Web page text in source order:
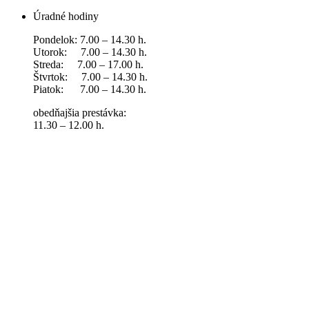
Úradné hodiny
Pondelok: 7.00 – 14.30 h.
Utorok: 7.00 – 14.30 h.
Streda: 7.00 – 17.00 h.
Štvrtok: 7.00 – 14.30 h.
Piatok: 7.00 – 14.30 h.
obedňajšia prestávka:
11.30 – 12.00 h.